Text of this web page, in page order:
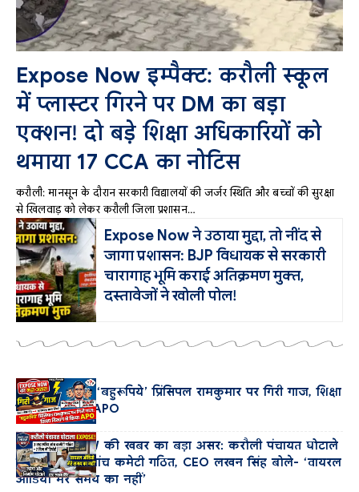
Expose Now इम्पैक्ट: करौली स्कूल
में प्लास्टर गिरने पर DM का बड़ा
एक्शन! दो बड़े शिक्षा अधिकारियों को
थमाया 17 CCA का नोटिस
करौली: मानसून के दौरान सरकारी विद्यालयों की जर्जर स्थिति और बच्चों की सुरक्षा
से खिलवाड़ को लेकर करौली जिला प्रशासन…
Expose Now ने उठाया मुद्दा, तो नींद से
जागा प्रशासन: BJP विधायक से सरकारी
चारागाह भूमि कराई अतिक्रमण मुक्त,
दस्तावेजों ने खोली पोल!
खबर का असर: ‘बहुरूपिये’ प्रिंसिपल रामकुमार पर गिरी गाज, शिक्षा
विभाग ने किया APO
EXPOSE NOW की खबर का बड़ा असर: करौली पंचायत घोटाले
में 3 सदस्यीय जांच कमेटी गठित, CEO लखन सिंह बोले- ‘वायरल
ऑडियो मेरे समय का नहीं’